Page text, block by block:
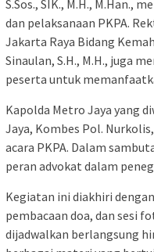
S.Sos., SIK., M.H., M.Han.,
dan pelaksanaan PKPA.
Jakarta Raya Bidang
Sinaulan, S.H., M.H., juga
peserta untuk
Kapolda Metro Jaya yang
Jaya, Kombes Pol.
acara PKPA. Dalam
peran advokat dalam
Kegiatan ini diakhiri
pembacaan doa, dan sesi
dijadwalkan berlangsung